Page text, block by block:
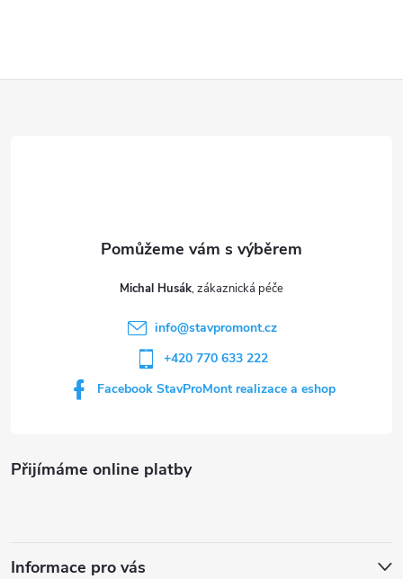
Přijímáme online platby
Informace pro vás
Michal Husák
info@stavpromont.cz
+420 770 633 222
Facebook StavProMont realizace a eshop